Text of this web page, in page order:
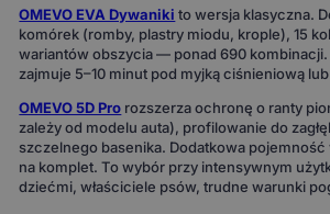
OMEVO EVA Dywaniki to wersja klasyczna.
komórek (romby, plastry miodu, krople), 15
wariantów obszycia — ponad 690
zajmuje 5–10 minut pod myjką ciśnieniową
OMEVO 5D Pro rozszerza ochronę o ranty
zależy od modelu auta), profilowanie do
szczelnego basenika. Dodatkowa pojemność
na komplet. To wybór przy intensywnym
dziećmi, właściciele psów, trudne warunki